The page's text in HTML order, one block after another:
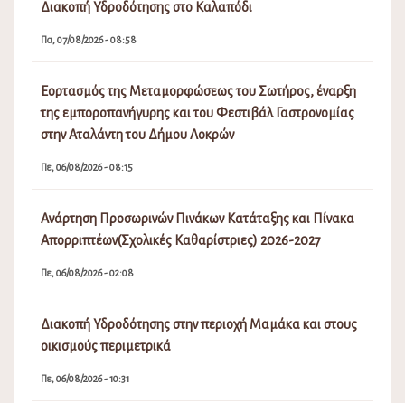
Διακοπή Υδροδότησης στο Καλαπόδι
Πα, 07/08/2026 - 08:58
Εορτασμός της Μεταμορφώσεως του Σωτήρος, έναρξη
της εμποροπανήγυρης και του Φεστιβάλ Γαστρονομίας
στην Αταλάντη του Δήμου Λοκρών
Πε, 06/08/2026 - 08:15
Ανάρτηση Προσωρινών Πινάκων Κατάταξης και Πίνακα
Απορριπτέων(Σχολικές Καθαρίστριες) 2026-2027
Πε, 06/08/2026 - 02:08
Διακοπή Υδροδότησης στην περιοχή Μαμάκα και στους
οικισμούς περιμετρικά
Πε, 06/08/2026 - 10:31